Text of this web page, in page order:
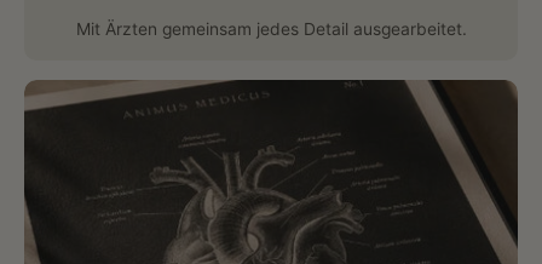
Mit Ärzten gemeinsam jedes Detail ausgearbeitet.